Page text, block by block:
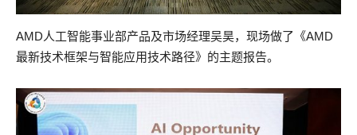
AMD人工智能事业部产品及市场经理吴昊，现场做了《AMD
最新技术框架与智能应用技术路径》的主题报告。